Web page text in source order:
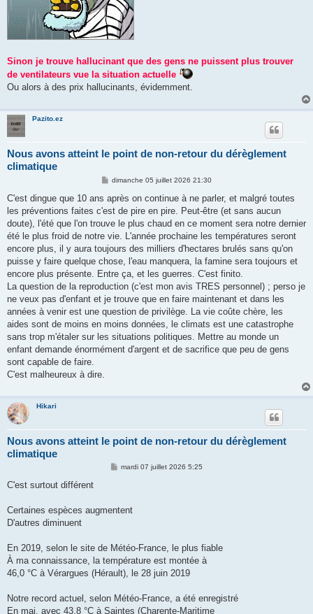
Sinon je trouve hallucinant que des gens ne puissent plus trouver
de ventilateurs vue la situation actuelle
Ou alors à des prix hallucinants, évidemment.
Pazito.ez
Nous avons atteint le point de non-retour du dérèglement
climatique
M
s
s
a
g
dimanche 05 juillet 2026 21:30
C'est dingue que 10 ans après on continue à ne parler, et malgré toutes
les préventions faites c'est de pire en pire. Peut-être (et sans aucun
doute), l'été que l'on trouve le plus chaud en ce moment sera notre dernier
été le plus froid de notre vie. L'année prochaine les températures seront
encore plus, il y aura toujours des milliers d'hectares brulés sans qu'on
puisse y faire quelque chose, l'eau manquera, la famine sera toujours et
encore plus présente. Entre ça, et les guerres. C'est finito.
La question de la reproduction (c'est mon avis TRES personnel) ; perso je
ne veux pas d'enfant et je trouve que en faire maintenant et dans les
années à venir est une question de privilège. La vie coûte chère, les
aides sont de moins en moins données, le climats est une catastrophe
sans trop m'étaler sur les situations politiques. Mettre au monde un
enfant demande énormément d'argent et de sacrifice que peu de gens
sont capable de faire.
C'est malheureux à dire.
Hikari
Nous avons atteint le point de non-retour du dérèglement
climatique
M
g
mardi 07 juillet 2026 5:25
C'est surtout différent
Certaines espèces augmentent
D'autres diminuent
En 2019, selon le site de Météo-France, le plus fiable
À ma connaissance, la température est montée à
46,0 °C à Vérargues (Hérault), le 28 juin 2019
Notre record actuel, selon Météo-France, a été enregistré
En mai, avec 43,8 °C à Saintes (Charente-Maritime